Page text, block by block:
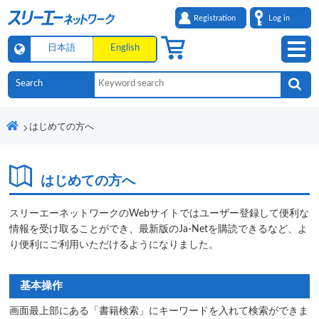
Registration Log in
日本語 English
はじめての方へ
はじめての方へ
スリーエーネットワークのWebサイトではユーザー登録して便利な
情報を受け取ることができ、最新版のJa-Netを購読できるなど、よ
り便利にご利用いただけるようになりました。
基本操作
画面最上部にある「書籍検索」にキーワードを入れて検索ができま